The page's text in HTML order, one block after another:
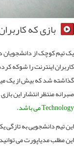
بازی که
کوچک از دانشجویان
شد که بیش از یک
منتظر انتشار این بازی
می باشد.
تیم دانشجویی به تازگی یک
مطلب مدیاپورت می توانید